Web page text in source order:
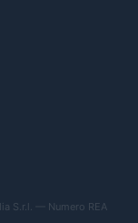
S.r.l. — Numero REA